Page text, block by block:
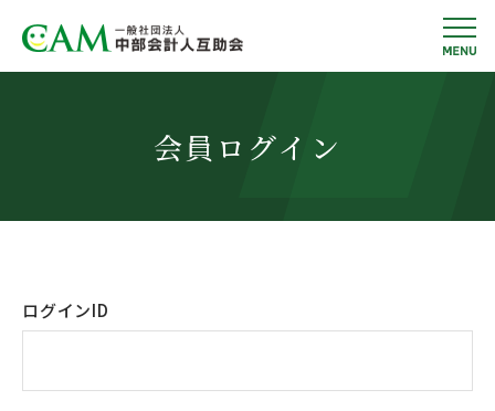
会員ログイン
ログインID